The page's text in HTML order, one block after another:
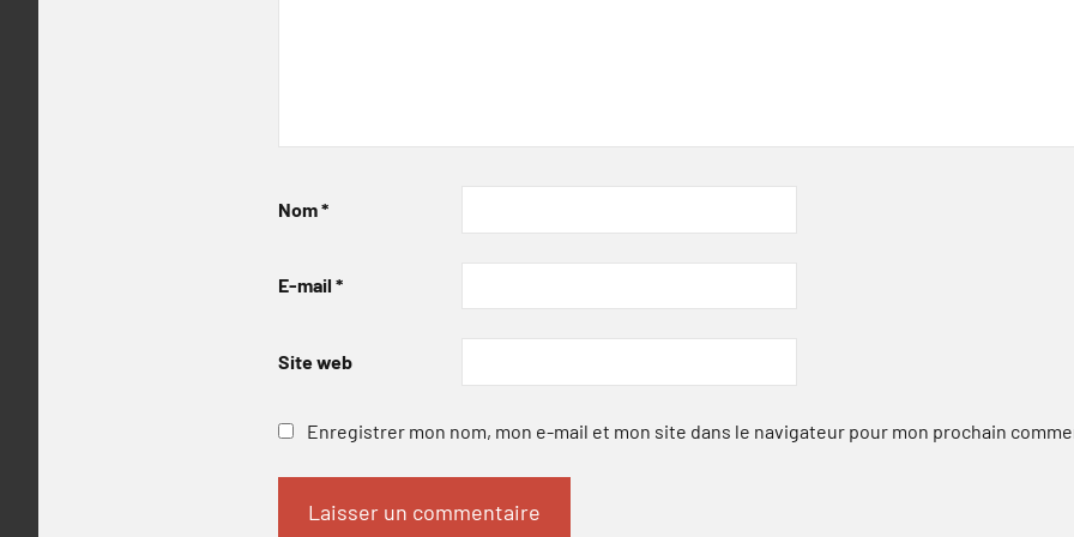
Nom*
E-mail *
Site web
Enregistrer mon nom, mon e-mail et mon site dans le navigateur pour mon prochain